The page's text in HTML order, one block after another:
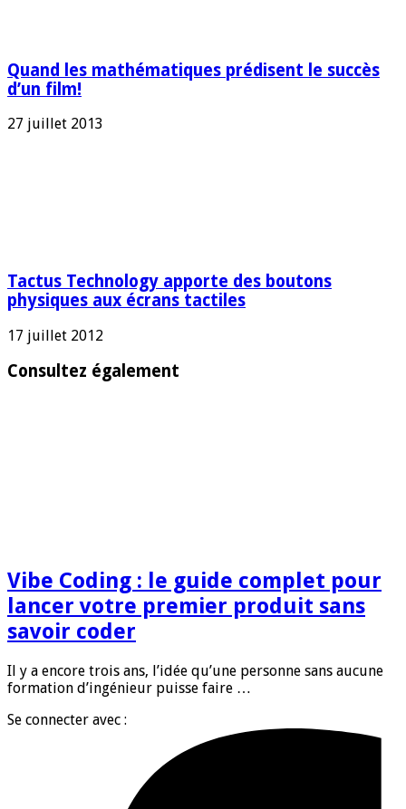
Quand les mathématiques prédisent le succès
d’un film!
27 juillet 2013
Tactus Technology apporte des boutons
physiques aux écrans tactiles
17 juillet 2012
Consultez également
Vibe Coding : le guide complet pour
lancer votre premier produit sans
savoir coder
Il y a encore trois ans, l’idée qu’une personne sans aucune
formation d’ingénieur puisse faire …
Se connecter avec :